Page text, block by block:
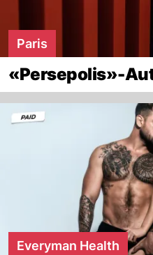
Paris
«Persepolis»-
Everyman Health